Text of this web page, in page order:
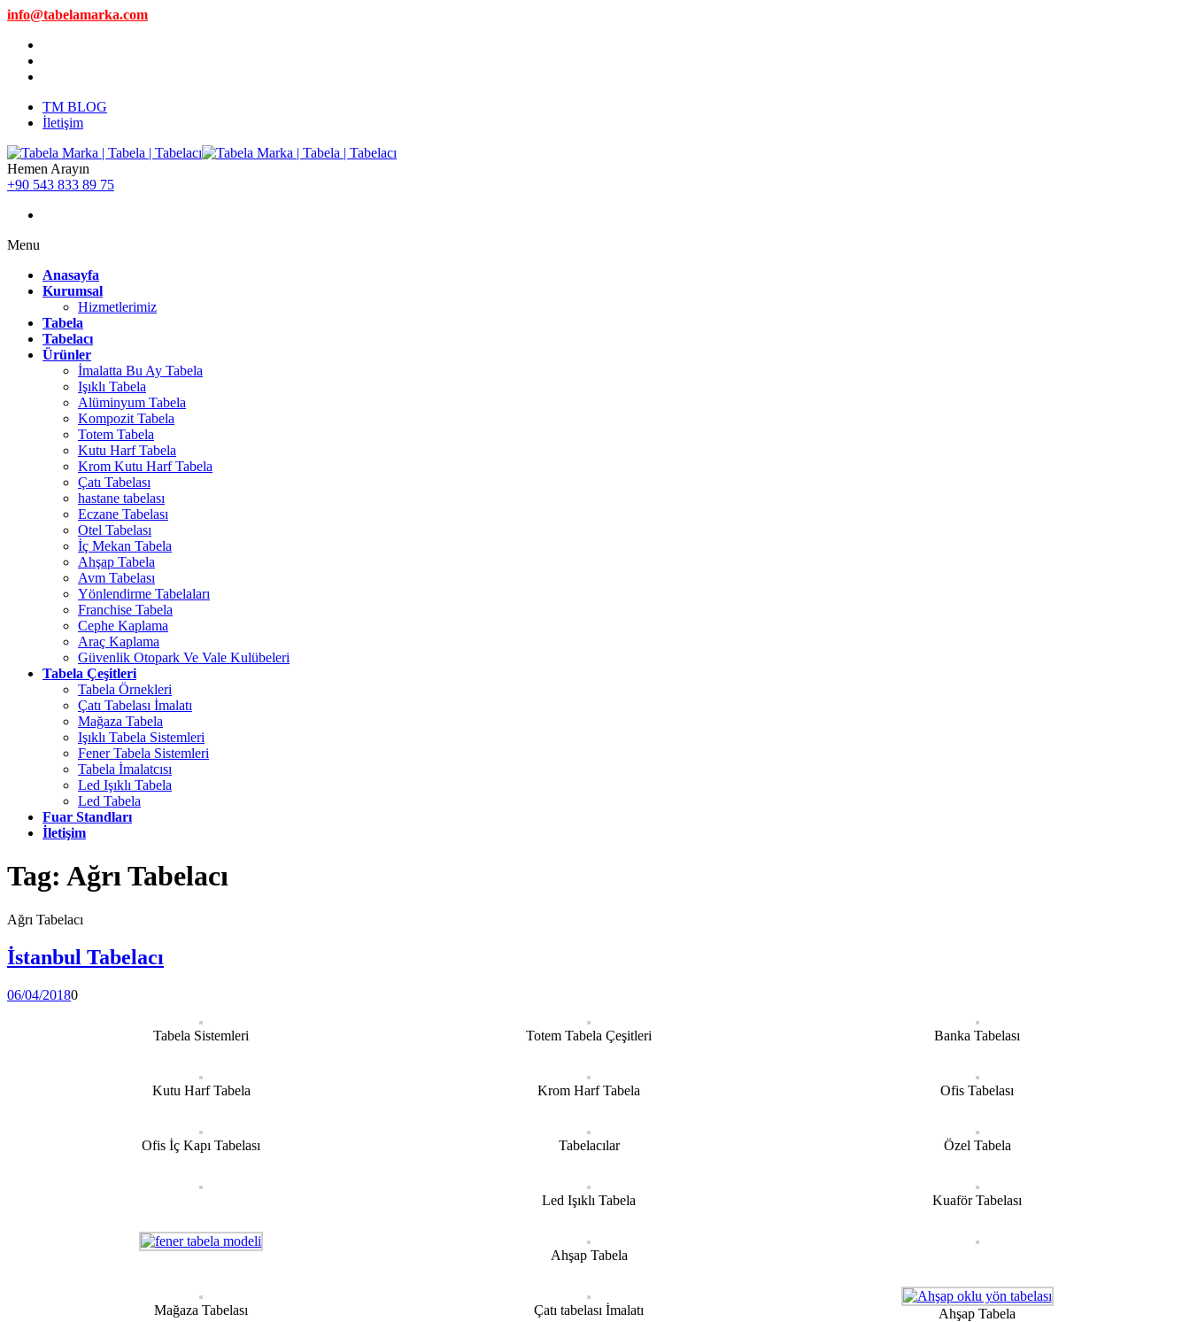
info@tabelamarka.com
TM BLOG
İletişim
Hemen Arayın
+90 543 833 89 75
Menu
Anasayfa
Kurumsal
Hizmetlerimiz
Tabela
Tabelacı
Ürünler
İmalatta Bu Ay Tabela
Işıklı Tabela
Alüminyum Tabela
Kompozit Tabela
Totem Tabela
Kutu Harf Tabela
Krom Kutu Harf Tabela
Çatı Tabelası
hastane tabelası
Eczane Tabelası
Otel Tabelası
İç Mekan Tabela
Ahşap Tabela
Avm Tabelası
Yönlendirme Tabelaları
Franchise Tabela
Cephe Kaplama
Araç Kaplama
Güvenlik Otopark Ve Vale Kulübeleri
Tabela Çeşitleri
Tabela Örnekleri
Çatı Tabelası İmalatı
Mağaza Tabela
Işıklı Tabela Sistemleri
Fener Tabela Sistemleri
Tabela İmalatcısı
Led Işıklı Tabela
Led Tabela
Fuar Standları
İletişim
Tag: Ağrı Tabelacı
Ağrı Tabelacı
İstanbul Tabelacı
06/04/20180
Tabela Sistemleri Totem Tabela Çeşitleri Banka Tabelası
Kutu Harf Tabela Krom Harf Tabela Ofis Tabelası
Ofis İç Kapı Tabelası Tabelacılar Özel Tabela
Led Işıklı Tabela Kuaför Tabelası
Ahşap Tabela
Mağaza Tabelası Çatı tabelası İmalatı Ahşap Tabela